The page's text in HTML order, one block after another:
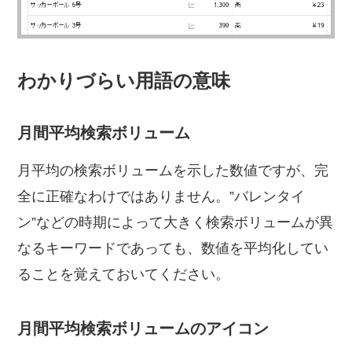
わかりづらい用語の意味
月間平均検索ボリューム
月平均の検索ボリュームを示した数値ですが、完
全に正確なわけではありません。”バレンタイ
ン”などの時期によって大きく検索ボリュームが異
なるキーワードであっても、数値を平均化してい
ることを覚えておいてください。
月間平均検索ボリュームのアイコン